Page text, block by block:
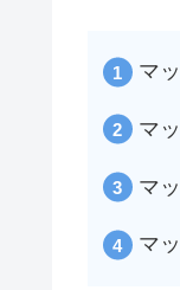
マ
マ
マ
マ